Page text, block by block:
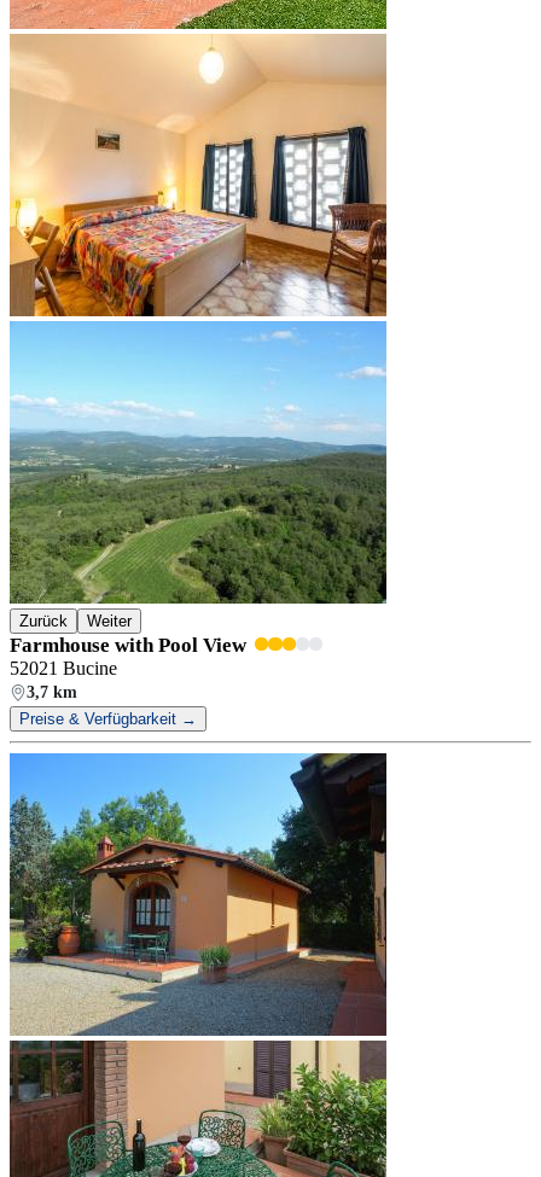
Zurück Weiter
Farmhouse with Pool View
52021 Bucine
3,7 km
Preise & Verfügbarkeit →